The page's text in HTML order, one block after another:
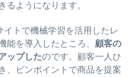
るようになります。
イトで機械学習を活用したレ
能を導入したところ、 顧客の
ップしたのです。顧客一人ひ
、ピンポイントで商品を提案